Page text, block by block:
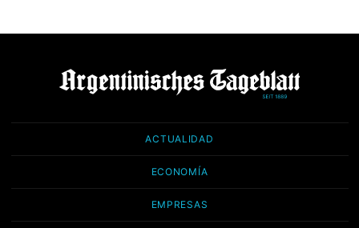
ACTUALIDAD
ECONOMÍA
EMPRESAS